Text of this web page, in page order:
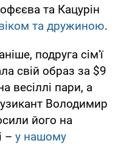
та Кацурін
та дружиною.
подруга сім'ї
свій образ за $9
весіллі пари, а
Володимир
його на
– у нашому